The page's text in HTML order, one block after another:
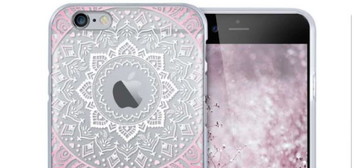
Bildergalerie
springen
Bildergalerie
springen